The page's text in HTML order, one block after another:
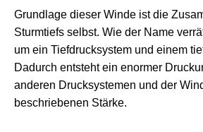
Grundlage dieser Winde ist die
Sturmtiefs selbst. Wie der Name
um ein Tiefdrucksystem und einem
Dadurch entsteht ein enormer
anderen Drucksystemen und der
beschriebenen Stärke.